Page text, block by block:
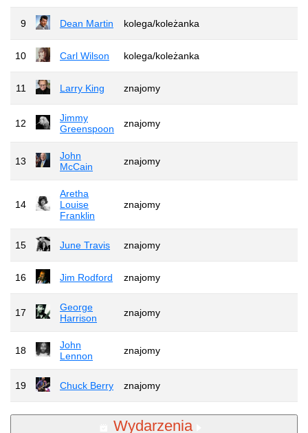
9 Dean Martin kolega/koleżanka
10 Carl Wilson kolega/koleżanka
11 Larry King znajomy
12
Jimmy
Greenspoon
znajomy
13
John
McCain
znajomy
14
Aretha
Louise
Franklin
znajomy
15 June Travis znajomy
16 Jim Rodford znajomy
17
George
Harrison
znajomy
18
John
Lennon
znajomy
19 Chuck Berry znajomy
Wydarzenia